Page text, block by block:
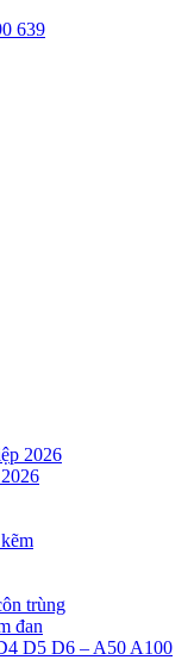
639
2026
trùng
đan
D5 D6 – A50 A100